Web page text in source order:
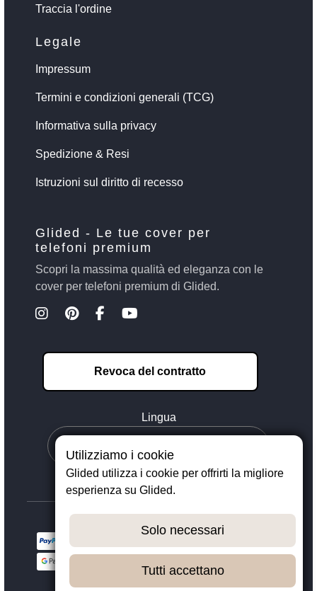
Traccia l'ordine
Legale
Impressum
Termini e condizioni generali (TCG)
Informativa sulla privacy
Spedizione & Resi
Istruzioni sul diritto di recesso
Glided - Le tue cover per
telefoni premium
Scopri la massima qualità ed eleganza con le
cover per telefoni premium di Glided.
Revoca del contratto
Lingua
Utilizziamo i cookie
Glided utilizza i cookie per offrirti la migliore
esperienza su Glided.
Solo necessari
Tutti accettano